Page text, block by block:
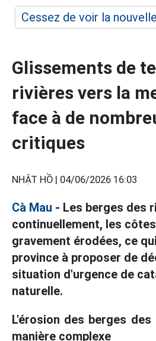
Cessez de voir la
Glissements de
rivières vers la
face à de
critiques
NHẬT HỒ | 04/06/2026 16:03
Cà Mau - Les berges des
continuellement, les
gravement érodées, ce
province à proposer de
situation d'urgence de
naturelle.
L'érosion des berges
manière complexe